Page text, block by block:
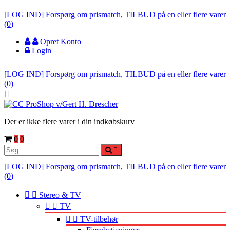
[LOG IND] Forspørg om prismatch, TILBUD på en eller flere varer
(0)
Opret Konto
Login
[LOG IND] Forspørg om prismatch, TILBUD på en eller flere varer
(0)

Der er ikke flere varer i din indkøbskurv
0 0

[LOG IND] Forspørg om prismatch, TILBUD på en eller flere varer
(0)
  Stereo & TV
  TV
  TV-tilbehør